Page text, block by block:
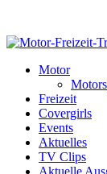
Motor
Freizeit
Covergirls
Events
Aktuelles
TV Clips
Aktuelle